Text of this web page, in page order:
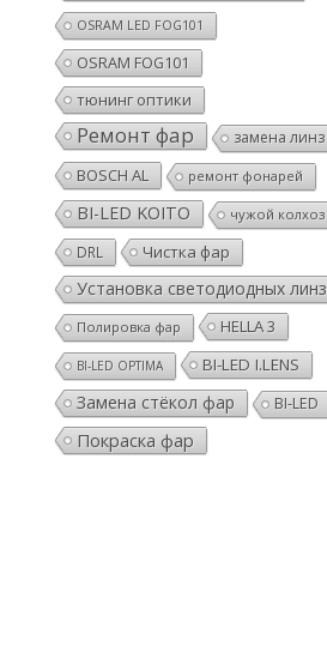
OSRAM LED FOG101
OSRAM FOG101
тюнинг оптики
Ремонт фар замена линз
BOSCH AL ремонт фонарей
BI-LED KOITO чужой колхоз
DRL Чистка фар
Установка светодиодных линз
Полировка фар HELLA 3
BI-LED OPTIMA BI-LED I.LENS
Замена стёкол фар BI-LED
Покраска фар